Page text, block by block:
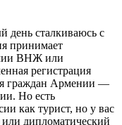
день сталкиваюсь с
принимает
ВНЖ или
регистрация
граждан Армении —
Но есть
как турист, но у вас
или дипломатический